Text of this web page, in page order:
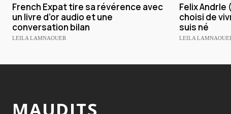
French Expat tire sa révérence avec
un livre d’or audio et une
conversation bilan
LEILA LAMNAOUER
Felix
choisi de
suis né
LEILA